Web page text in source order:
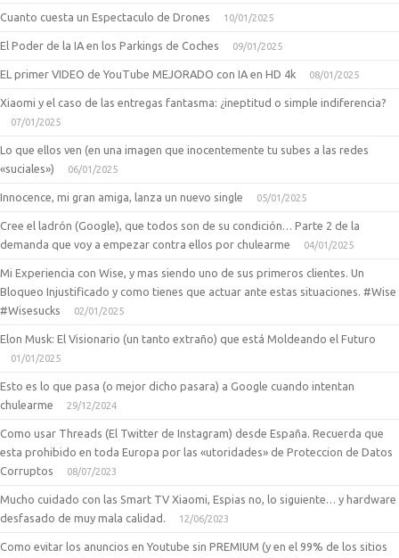
Cuanto cuesta un Espectaculo de Drones 10/01/2025
El Poder de la IA en los Parkings de Coches 09/01/2025
EL primer VIDEO de YouTube MEJORADO con IA en HD 4k 08/01/2025
Xiaomi y el caso de las entregas fantasma: ¿ineptitud o simple indiferencia?
07/01/2025
Lo que ellos ven (en una imagen que inocentemente tu subes a las redes
«suciales»)
06/01/2025
Innocence, mi gran amiga, lanza un nuevo single 05/01/2025
Cree el ladrón (Google), que todos son de su condición… Parte 2 de la
demanda que voy a empezar contra ellos por chulearme
04/01/2025
Mi Experiencia con Wise, y mas siendo uno de sus primeros clientes. Un
Bloqueo Injustificado y como tienes que actuar ante estas situaciones. #Wise
#Wisesucks
02/01/2025
Elon Musk: El Visionario (un tanto extraño) que está Moldeando el Futuro
01/01/2025
Esto es lo que pasa (o mejor dicho pasara) a Google cuando intentan
chulearme
29/12/2024
Como usar Threads (El Twitter de Instagram) desde España. Recuerda que
esta prohibido en toda Europa por las «utoridades» de Proteccion de Datos
Corruptos
08/07/2023
Mucho cuidado con las Smart TV Xiaomi, Espias no, lo siguiente… y hardware
desfasado de muy mala calidad.
12/06/2023
Como evitar los anuncios en Youtube sin PREMIUM (y en el 99% de los sitios